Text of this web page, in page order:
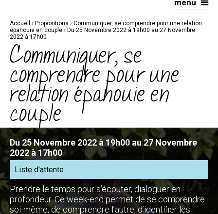
navigation
menu
Accueil › Propositions › Communiquer, se comprendre pour une relation
épanouie en couple › Du 25 Novembre 2022 à 19h00 au 27 Novembre
2022 à 17h00
Communiquer, se
comprendre pour une
relation épanouie en
couple
Du 25 Novembre 2022 à 19h00 au 27 Novembre
2022 à 17h00
Liste d'attente
Prendre le temps pour s’écouter, dialoguer en
profondeur. Ce week-end permet de se comprendre
soi-même, de comprendre l’autre, d’identifier les